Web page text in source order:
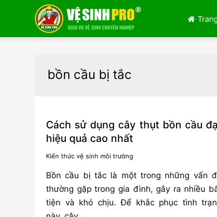
bồn cầu bị tắc
Cách sử dụng cây thụt bồn cầu
hiệu quả cao nhất
Kiến thức vệ sinh môi trường
Bồn cầu bị tắc là một trong những vấn
thường gặp trong gia đình, gây ra nhiều
tiện và khó chịu. Để khắc phục tình